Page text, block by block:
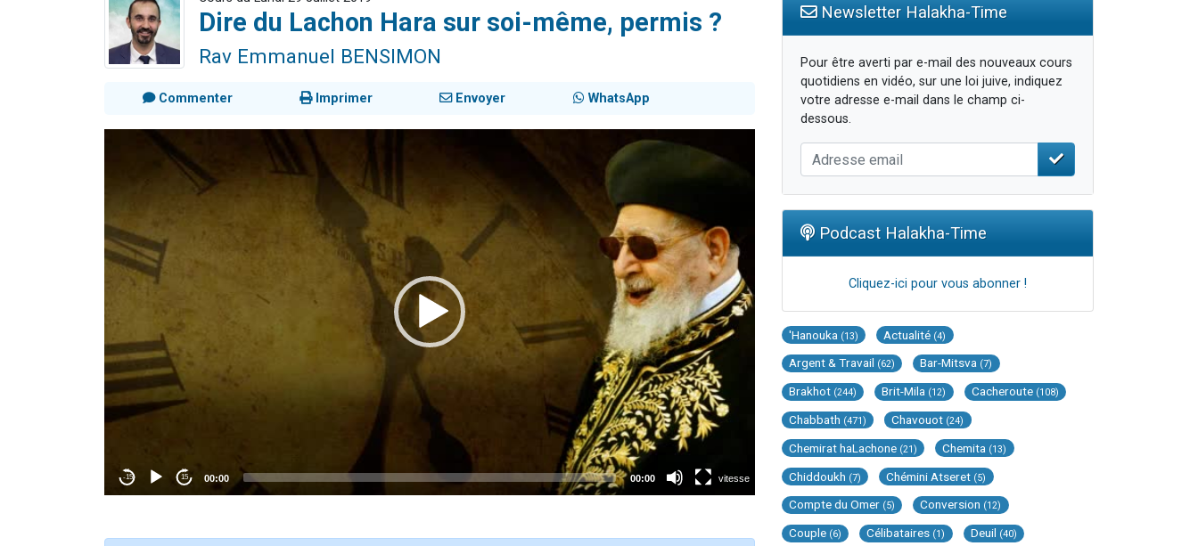
Dire du Lachon Hara sur soi-même, permis ?
Rav Emmanuel BENSIMON
Commenter Imprimer Envoyer WhatsApp
Newsletter Halakha-Time
Pour être averti par e-mail des nouveaux cours
quotidiens en vidéo, sur une loi juive, indiquez
votre adresse e-mail dans le champ ci-
dessous.
Podcast Halakha-Time
Cliquez-ici pour vous abonner !
'Hanouka (13) Actualité (4)
Argent & Travail (62) Bar-Mitsva (7)
Brakhot (244) Brit-Mila (12) Cacheroute (108)
Chabbath (471) Chavouot (24)
Chemirat haLachone (21) Chemita (13)
Chiddoukh (7) Chémini Atseret (5)
Compte du Omer (5) Conversion (12)
Couple (6) Célibataires (1) Deuil (40)